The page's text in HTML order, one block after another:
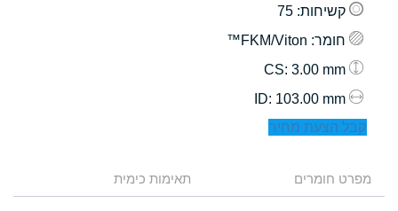
קשיחות: 75
חומר: FKM/Viton™
: 3.00 mm
: 103.00 mm
קבל הצעת מחיר
מפרט חומרים תאימות כימית